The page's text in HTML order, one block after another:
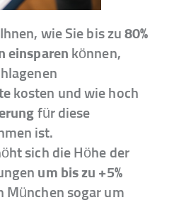
wie Sie bis zu80%
einsparen können,
kosten und wie hoch
für diese
ist.
sich die Höhe der
um bis zu +5%
München sogar um